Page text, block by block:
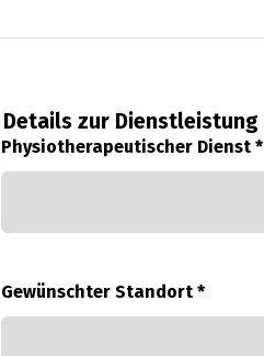
Details zur Dienstleistung
Physiotherapeutischer Dienst *
Gewünschter Standort *